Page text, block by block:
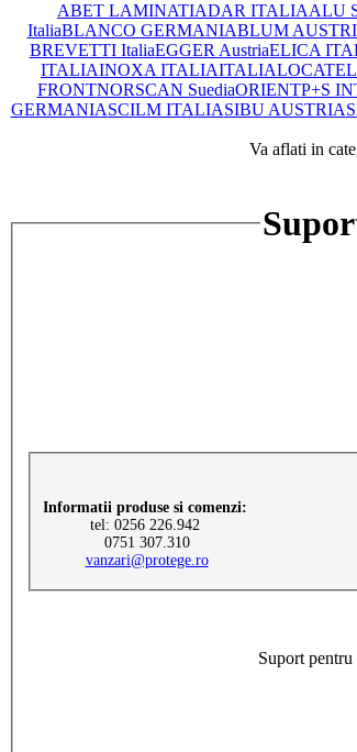
ABET LAMINATIADAR ITALIAALU
ItaliaBLANCO GERMANIABLUM
BREVETTI ItaliaEGGER AustriaELICA
ITALIAINOXA ITALIAITALIA
FRONTNORSCAN SuediaORIENTP+S
GERMANIASCILM ITALIASIBU AUSTRIA
Va aflati in
Informatii produse si comenzi:
tel: 0256 226.942
0751 307.310
vanzari@protege.ro
Suport